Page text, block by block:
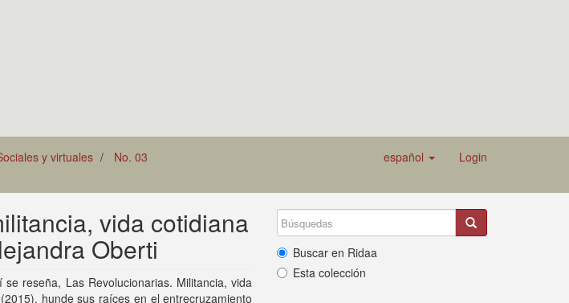
y virtuales
No. 03
español Login
vida cotidiana
Oberti
reseña, Las Revolucionarias. Militancia, vida
hunde sus raíces en el entrecruzamiento
Buscar en Ridaa
Esta colección